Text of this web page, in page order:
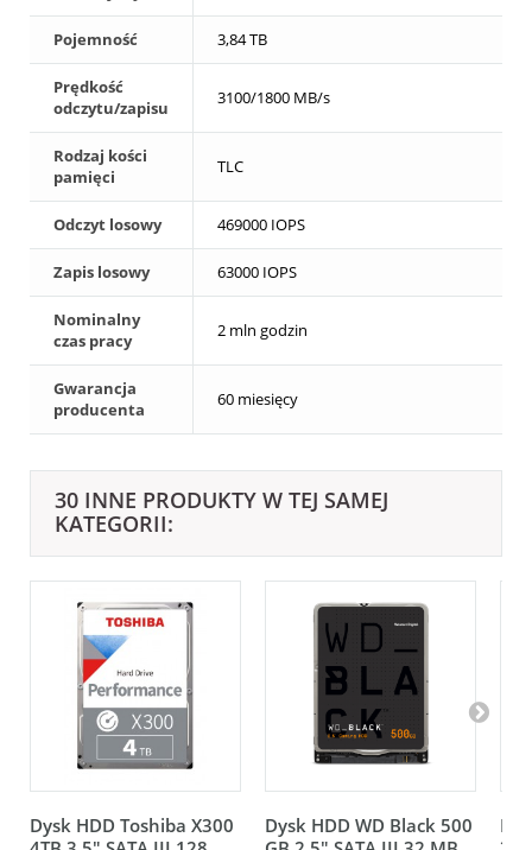
Pojemność 3,84 TB
Prędkość
odczytu/zapisu
3100/1800 MB/s
Rodzaj kości
pamięci
TLC
Odczyt losowy 469000 IOPS
Zapis losowy 63000 IOPS
Nominalny
czas pracy
2 mln godzin
Gwarancja
producenta
60 miesięcy
30 INNE PRODUKTY W TEJ SAMEJ
KATEGORII:
Dysk HDD Toshiba X300
Dysk HDD WD Black 500